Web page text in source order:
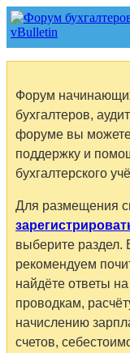
Форум
бухгалтеров,
форуме вы
поддержку и
бухгалтерского
Для размещения
выберите раздел.
рекомендуем
найдёте ответы
проводкам,
начислению
счетов,